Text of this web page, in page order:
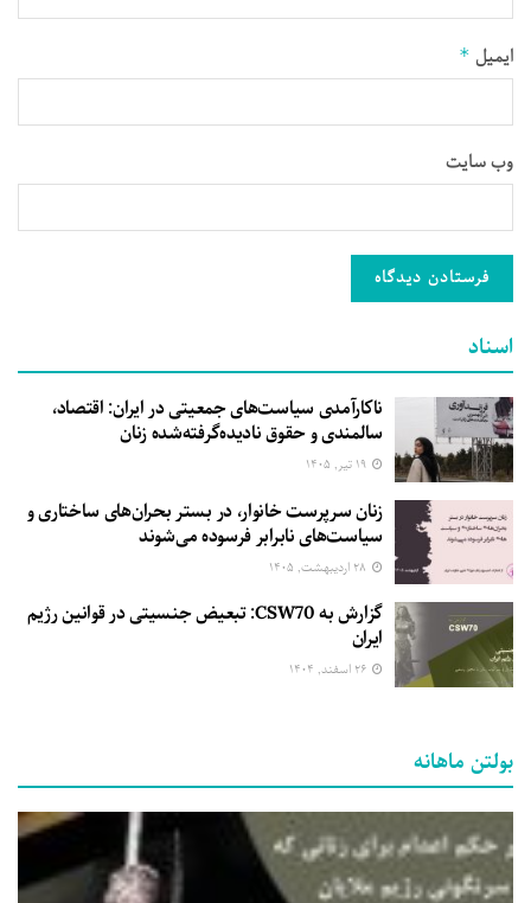
ایمیل *
وب‌ سایت
اسناد
ناکارآمدی سیاست‌های جمعیتی در ایران: اقتصاد،
سالمندی و حقوق نادیده‌گرفته‌شده زنان
زنان سرپرست خانوار، در بستر بحران‌های ساختاری و
سیاست‌های نابرابر فرسوده می‌شوند
گزارش به CSW70: تبعیض جنسیتی در قوانین رژیم
ایران
بولتن ماهانه